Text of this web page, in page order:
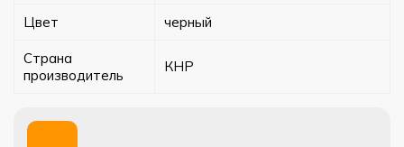
Цвет черный
Страна
производитель
КНР